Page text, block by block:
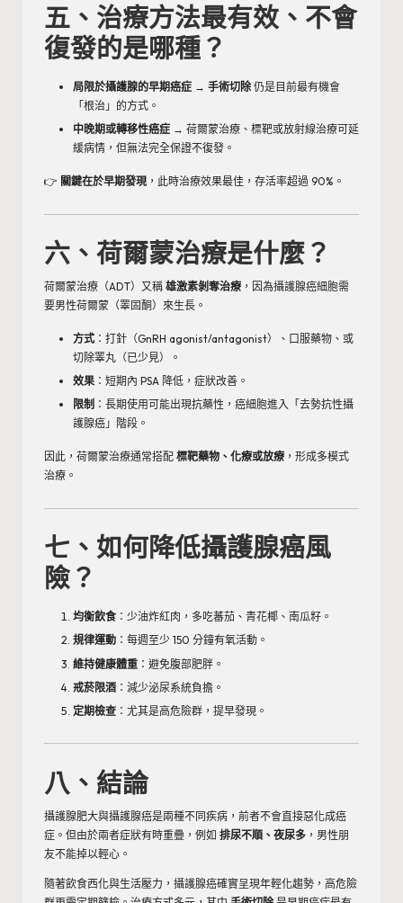
五、治療方法最有效、不會
復發的是哪種？
局限於攝護腺的早期癌症 → 手術切除 仍是目前最有機會
「根治」的方式。
中晚期或轉移性癌症 → 荷爾蒙治療、標靶或放射線治療可延
緩病情，但無法完全保證不復發。
👉 關鍵在於早期發現 ，此時治療效果最佳，存活率超過 90%。
六、荷爾蒙治療是什麼？
荷爾蒙治療（ADT）又稱 雄激素剝奪治療 ，因為攝護腺癌細胞需
要男性荷爾蒙（睪固酮）來生長。
方式 ：打針（GnRH agonist/antagonist）、口服藥物、或
切除睪丸（已少見）。
效果 ：短期內 PSA 降低，症狀改善。
限制 ：長期使用可能出現抗藥性，癌細胞進入「去勢抗性攝
護腺癌」階段。
因此，荷爾蒙治療通常搭配 標靶藥物、化療或放療 ，形成多模式
治療。
七、如何降低攝護腺癌風
險？
均衡飲食 ：少油炸紅肉，多吃蕃茄、青花椰、南瓜籽。
規律運動 ：每週至少 150 分鐘有氧活動。
維持健康體重 ：避免腹部肥胖。
戒菸限酒 ：減少泌尿系統負擔。
定期檢查 ：尤其是高危險群，提早發現。
八、結論
攝護腺肥大與攝護腺癌是兩種不同疾病，前者不會直接惡化成癌
症。但由於兩者症狀有時重疊，例如 排尿不順、夜尿多 ，男性朋
友不能掉以輕心。
隨著飲食西化與生活壓力，攝護腺癌確實呈現年輕化趨勢，高危險